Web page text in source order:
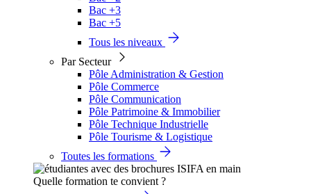
Bac +3
Bac +5
Tous les niveaux
Par Secteur
Pôle Administration & Gestion
Pôle Commerce
Pôle Communication
Pôle Patrimoine & Immobilier
Pôle Technique Industrielle
Pôle Tourisme & Logistique
Toutes les formations
Quelle formation te convient ?